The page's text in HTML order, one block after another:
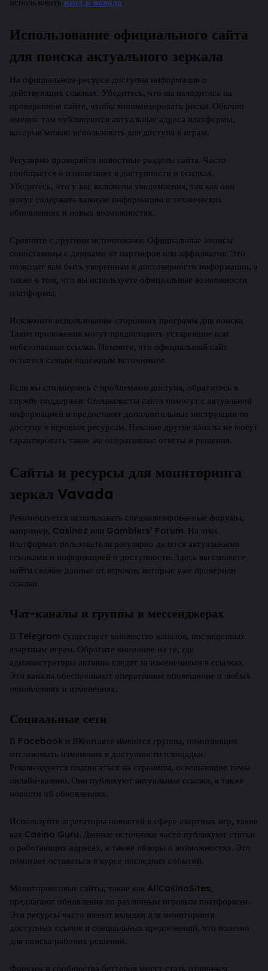
Использование официального сайта
для поиска актуального зеркала
На официальном ресурсе доступна информация о
действующих ссылках. Убедитесь, что вы находитесь на
проверенном сайте, чтобы минимизировать риски. Обычно
именно там публикуются актуальные адреса платформы,
которые можно использовать для доступа к играм.
Регулярно проверяйте новостные разделы сайта. Часто
сообщается о изменениях в доступности и ссылках.
Убедитесь, что у вас включены уведомления, так как они
могут содержать важную информацию о технических
обновлениях и новых возможностях.
Сравните с другими источниками. Официальные анонсы
сопоставимы с данными от партнеров или аффилиатов. Это
позволит вам быть уверенным в достоверности информации, а
также в том, что вы используете официальные возможности
платформы.
Исключите использование сторонних программ для поиска.
Такие приложения могут предоставить устаревшие или
небезопасные ссылки. Помните, что официальный сайт
остается самым надежным источником.
Если вы столкнулись с проблемами доступа, обратитесь в
службу поддержки. Специалисты сайта помогут с актуальной
информацией и предоставят дополнительные инструкции по
доступу к игровым ресурсам. Никакие другие каналы не могут
гарантировать такие же оперативные ответы и решения.
Сайты и ресурсы для мониторинга
зеркал Vavada
Рекомендуется использовать специализированные форумы,
например, Casinoz или Gamblers’ Forum. На этих
платформах пользователи регулярно делятся актуальными
ссылками и информацией о доступности. Здесь вы сможете
найти свежие данные от игроков, которые уже проверили
ссылки.
Чат-каналы и группы в мессенджерах
В Telegram существует множество каналов, посвященных
азартным играм. Обратите внимание на те, где
администраторы активно следят за изменениями в ссылках.
Эти каналы обеспечивают оперативное оповещение о любых
обновлениях и изменениях.
Социальные сети
В Facebook и ВКонтакте имеются группы, помогающие
отслеживать изменения в доступности площадки.
Рекомендуется подписаться на страницы, освещающие темы
онлайн-казино. Они публикуют актуальные ссылки, а также
новости об обновлениях.
Используйте агрегаторы новостей в сфере азартных игр, такие
как Casino Guru. Данные источники часто публикуют статьи
о работающих адресах, а также обзоры о возможностях. Это
помогает оставаться в курсе последних событий.
Мониторинговые сайты, такие как AllCasinoSites,
предлагают обновления по различным игровым платформам.
Эти ресурсы часто имеют вкладки для мониторинга
доступных ссылок и специальных предложений, что полезно
для поиска рабочих решений.
Форумы и сообщества беттеров могут стать отличным